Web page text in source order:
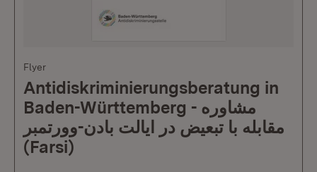
Flyer
Antidiskriminierungsberatung in
Baden-Württemberg - مشاوره
مقابله با تبعیض در ایالت بادن-وورتمبر
(Farsi)